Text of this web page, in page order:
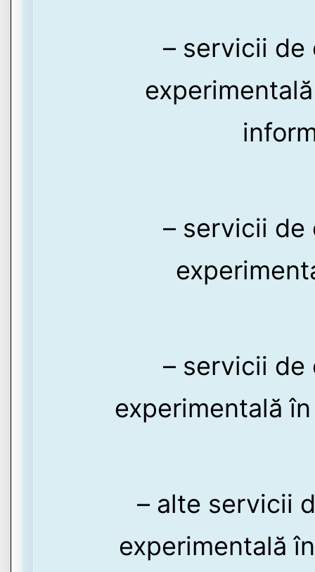
– servicii de
– servicii de
– servicii de
experimentală
– alte servicii
experimentală